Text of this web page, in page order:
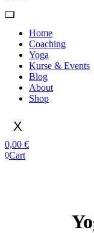
Home
Coaching
Yoga
Kurse & Events
Blog
About
Shop
X
0,00 €
0Cart